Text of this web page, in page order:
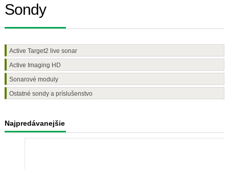
Sondy
Active Target2 live sonar
Active Imaging HD
Sonarové moduly
Ostatné sondy a príslušenstvo
Najpredávanejšie